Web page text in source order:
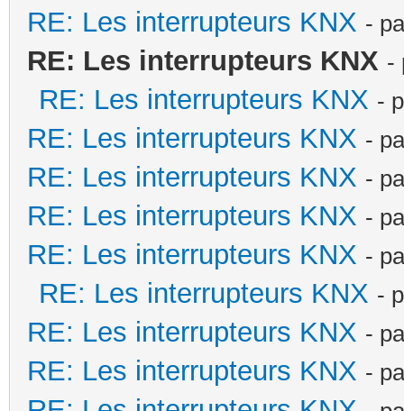
RE: Les interrupteurs KNX -
RE: Les interrupteurs KNX -
RE: Les interrupteurs KNX -
RE: Les interrupteurs KNX -
RE: Les interrupteurs KNX -
RE: Les interrupteurs KNX -
RE: Les interrupteurs KNX -
RE: Les interrupteurs KNX -
RE: Les interrupteurs KNX -
RE: Les interrupteurs KNX -